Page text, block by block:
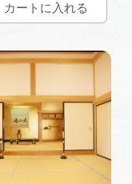
カート